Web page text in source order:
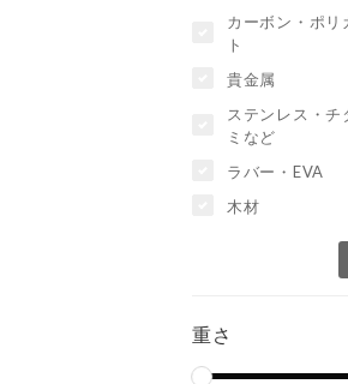
カーボン・ポリ
ト
貴金属
ステンレス・チ
ミなど
ラバー・EVA
木材
重さ